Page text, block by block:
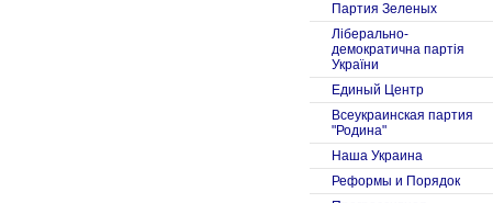
Партия Зеленых
Ліберально-
демократична партія
України
Единый Центр
Всеукраинская партия
"Родина"
Наша Украина
Реформы и Порядок